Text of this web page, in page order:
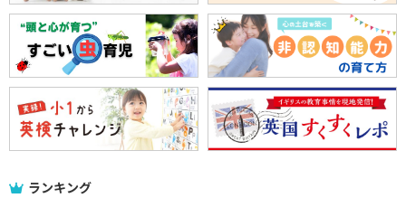
ランキング